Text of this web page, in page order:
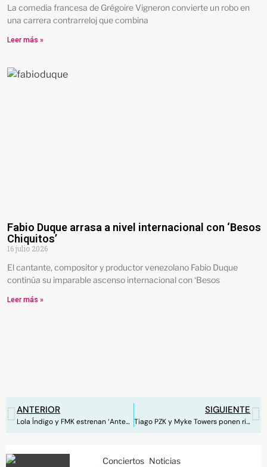
La comedia francesa de Grégoire Vigneron convierte un robo en
una carrera contrarreloj que combina
Leer más »
Fabio Duque arrasa a nivel internacional con ‘Besos
Chiquitos’
16 julio 2026
El cantante, compositor y productor venezolano Fabio Duque
continúa su imparable ascenso internacional con ‘Besos
Leer más »
ANTERIOR
Lola Índigo y FMK estrenan ‘Antes que salga el sol’
SIGUIENTE
Tiago PZK y Myke Towers ponen ritmo al verano con ‘Traductor’
Conciertos Noticias